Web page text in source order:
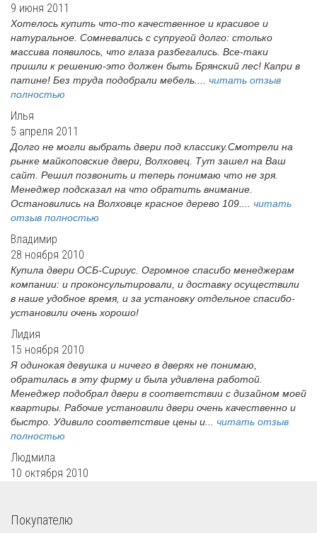
9 июня 2011
Хотелось купить что-то качественное и красивое и
натуральное. Сомневались с супругой долго: столько
массива появилось, что глаза разбегались. Все-таки
пришли к решению-это должен быть Брянский лес! Капри в
патине! Без труда подобрали мебель.... читать отзыв
полностью
Илья
5 апреля 2011
Долго не могли выбрать двери под классику.Смотрели на
рынке майкоповские двери, Волховец. Тут зашел на Ваш
сайт. Решил позвонить и теперь понимаю что не зря.
Менеджер подсказал на что обратить внимание.
Остановились на Волховце красное дерево 109.... читать
отзыв полностью
Владимир
28 ноября 2010
Купила двери ОСБ-Сириус. Огромное спасибо менеджерам
компании: и проконсультировали, и доставку осуществили
в наше удобное время, и за установку отдельное спасибо-
установили очень хорошо!
Лидия
15 ноября 2010
Я одинокая девушка и ничего в дверях не понимаю,
обратилась в эту фирму и была удивлена работой.
Менеджер подобрал двери в соответствии с дизайном моей
квартиры. Рабочие установили двери очень качественно и
быстро. Удивило соответствие цены и... читать отзыв
полностью
Людмила
10 октября 2010
Покупателю